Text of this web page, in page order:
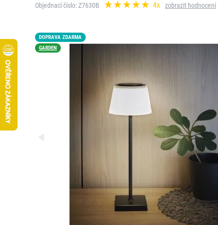
Objednací číslo: Z7630B 4x zobrazit hodnocení
DOPRAVA ZDARMA
GARDEN